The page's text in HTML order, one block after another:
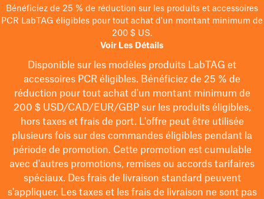
Bénéficiez de 25 % de réduction sur les produits et accessoires
PCR LabTAG éligibles pour tout achat d'un montant minimum de
200 $ US.
Voir Les Détails
Disponible sur les modèles produits LabTAG et
accessoires PCR éligibles. Bénéficiez de 25 % de
réduction pour tout achat d'un montant minimum de
200 $USD/CAD/EUR/GBPsur les produits éligibles,
hors taxes et frais de port. L'offre peut être utilisée
plusieurs fois sur des commandes éligibles pendant la
période de promotion. Cette promotion est cumulable
avec d'autres promotions, remises ou accords tarifaires
spéciaux. Des frais de livraison standard peuvent
s'appliquer. Les taxes et les frais de livraison ne sont pas